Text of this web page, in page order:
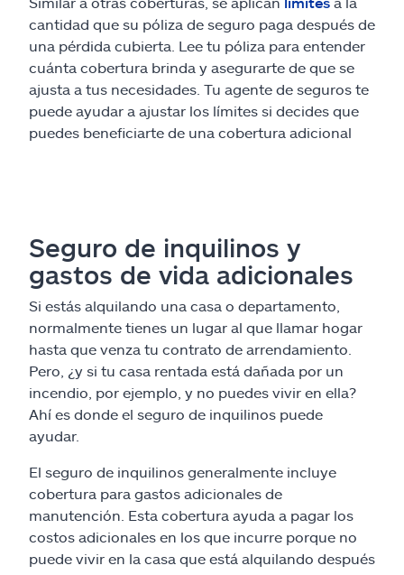
cantidad que su póliza de seguro paga después de
una pérdida cubierta. Lee tu póliza para entender
cuánta cobertura brinda y asegurarte de que se
ajusta a tus necesidades. Tu agente de seguros te
puede ayudar a ajustar los límites si decides que
puedes beneficiarte de una cobertura adicional
Seguro de inquilinos y
gastos de vida adicionales
Si estás alquilando una casa o departamento,
normalmente tienes un lugar al que llamar hogar
hasta que venza tu contrato de arrendamiento.
Pero, ¿y si tu casa rentada está dañada por un
incendio, por ejemplo, y no puedes vivir en ella?
Ahí es donde el seguro de inquilinos puede
ayudar.
El seguro de inquilinos generalmente incluye
cobertura para gastos adicionales de
manutención. Esta cobertura ayuda a pagar los
costos adicionales en los que incurre porque no
puede vivir en la casa que está alquilando después